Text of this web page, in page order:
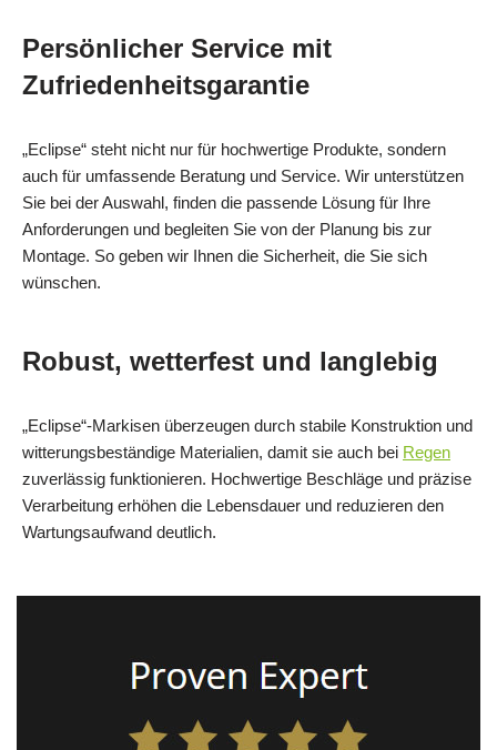
Persönlicher Service mit
Zufriedenheitsgarantie
„Eclipse“ steht nicht nur für hochwertige Produkte, sondern
auch für umfassende Beratung und Service. Wir unterstützen
Sie bei der Auswahl, finden die passende Lösung für Ihre
Anforderungen und begleiten Sie von der Planung bis zur
Montage. So geben wir Ihnen die Sicherheit, die Sie sich
wünschen.
Robust, wetterfest und langlebig
„Eclipse“-Markisen überzeugen durch stabile Konstruktion und
witterungsbeständige Materialien, damit sie auch bei Regen
zuverlässig funktionieren. Hochwertige Beschläge und präzise
Verarbeitung erhöhen die Lebensdauer und reduzieren den
Wartungsaufwand deutlich.